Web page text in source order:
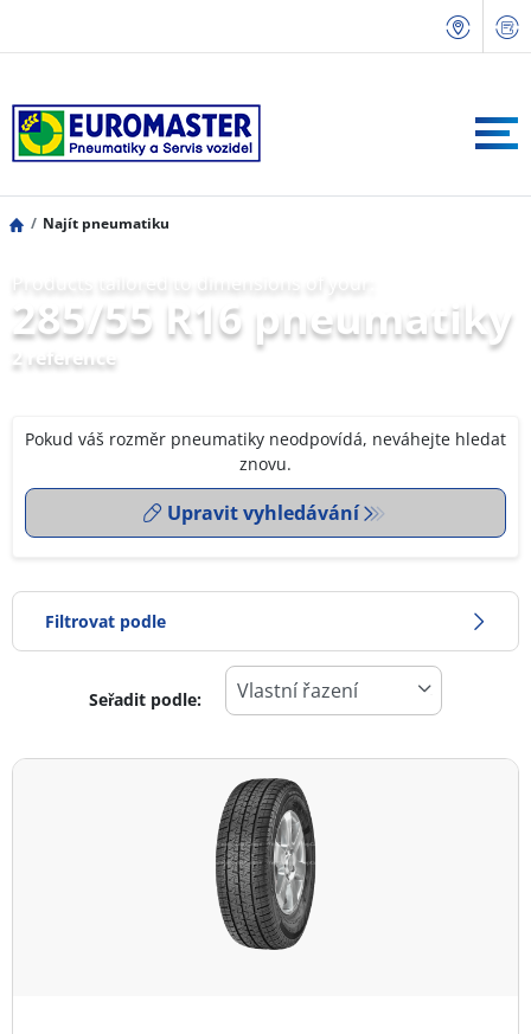
Najít pneumatiku
285/55 R16 pneumatiky
2 reference
Pokud váš rozměr pneumatiky neodpovídá, neváhejte hledat
znovu.
Upravit vyhledávání
Filtrovat podle
Všechny typy (2)
Seřadit podle: